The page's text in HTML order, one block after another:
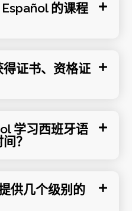
的课程
证书、资格证
学习西班牙语
？
供几个级别的